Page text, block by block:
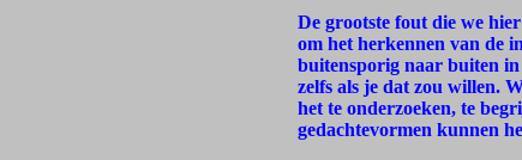
De grootste fout die we
om het herkennen van de
buitensporig naar buiten in
zelfs als je dat zou willen.
het te onderzoeken, te
gedachtevormen kunnen